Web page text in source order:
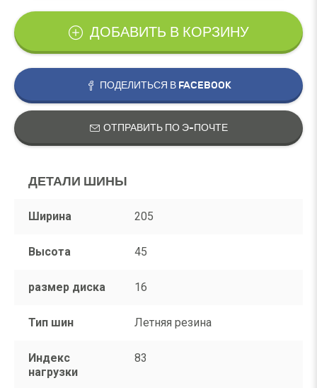
ДОБАВИТЬ В КОРЗИНУ
ПОДЕЛИТЬСЯ В FACEBOOK
ОТПРАВИТЬ ПО Э-ПОЧТЕ
ДЕТАЛИ ШИНЫ
Ширина 205
Высота 45
размер диска 16
Тип шин Летняя резина
Индекс
нагрузки
83